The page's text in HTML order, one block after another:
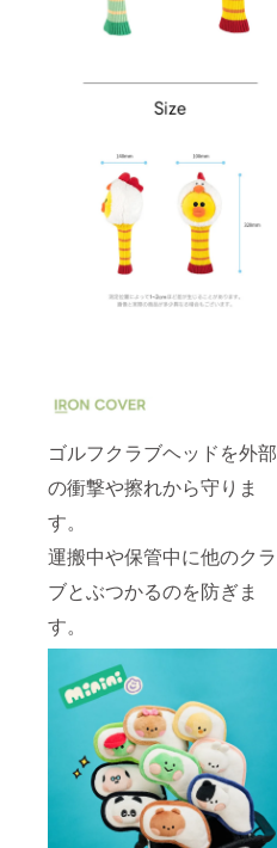
ゴルフクラブヘッドを外部
の衝撃や擦れから守りま
す。
運搬中や保管中に他のクラ
ブとぶつかるのを防ぎま
す。